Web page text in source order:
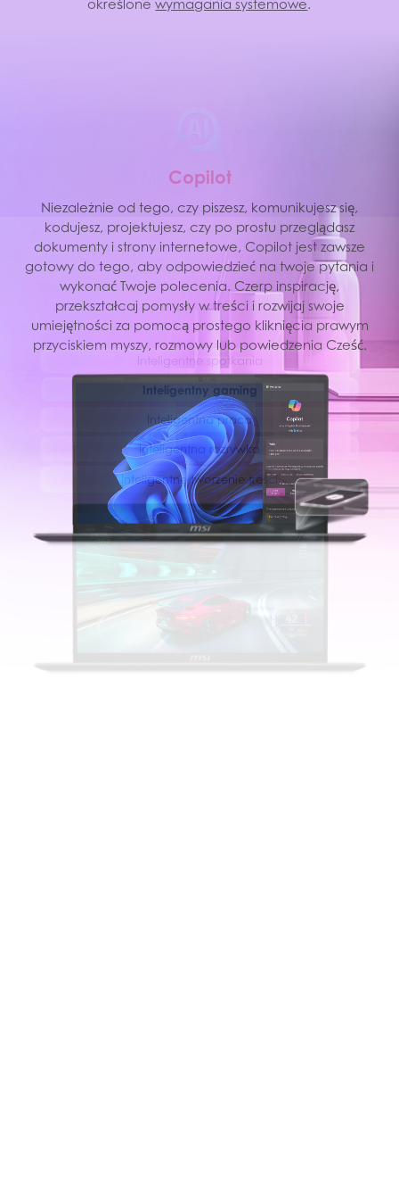
określonewymagania systemowe.
Copilot
Niezależnie od tego, czy piszesz, komunikujesz się,
kodujesz, projektujesz, czy po prostu przeglądasz
dokumenty i strony internetowe, Copilot jest zawsze
gotowy do tego, aby odpowiedzieć na twoje pytania i
wykonać Twoje polecenia. Czerp inspirację,
przekształcaj pomysły w treści i rozwijaj swoje
umiejętności za pomocą prostego kliknięcia prawym
przyciskiem myszy, rozmowy lub powiedzenia Cześć.
I A
MSI AI Engine jest w stanie wykrywać scenariusze pracy
użytkownika i automatycznie dostosować do nich
ustawienia sprzętowe tak, aby osiągnąć jak najlepszą
wydajność. Dzięki prostym w obsłudze trybom pracy i
zasobom dostrojonym przez AI, możesz skupić się na
ważnych rzeczach, takich jak tworzenie, praca i
rozrywka.
Inteligentne spotkania
Inteligentny gaming
Inteligentna praca
Inteligentna rozrywka
Inteligentne tworzenie treści